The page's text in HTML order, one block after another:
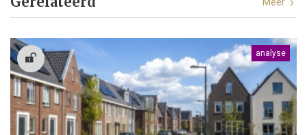
analyse